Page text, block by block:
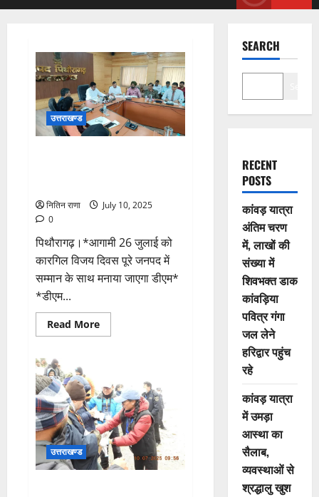
उत्तराखण्ड
नितिन राणा
July 10, 2025
0
पिथौरागढ़।*आगामी 26 जुलाई को
कारगिल विजय दिवस पूरे जनपद में
सम्मान के साथ मनाया जाएगा डीएम*
*डीएम...
Read MoreRead
more
को
कारगिल
विजय
दिवस
पूरे
जनपद
में
सम्मान
के
साथ
उत्तराखण्ड
SEARCH
RECENT
POSTS
कांवड़ यात्रा
अंतिम चरण
में, लाखों की
संख्या में
शिवभक्त डाक
कांवड़िया
पवित्र गंगा
जल लेने
हरिद्वार पहुंच
रहे
कांवड़ यात्रा
में उमड़ा
आस्था का
सैलाब,
व्यवस्थाओं से
श्रद्धालु खुश